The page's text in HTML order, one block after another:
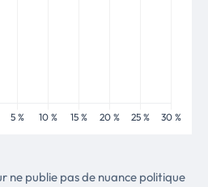
ne publie pas de nuance politique